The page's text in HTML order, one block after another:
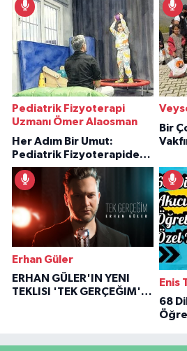
Pediatrik Fizyoterapi
Uzmanı Ömer Alaosman
Her Adım Bir Umut:
Pediatrik Fizyoterapiden
İlham Veren Hikâyeler
Bir
Vakfın
Erhan Güler
ERHAN GÜLER'IN YENI
TEKLISI 'TEK GERÇEĞIM'LE
Enis
68